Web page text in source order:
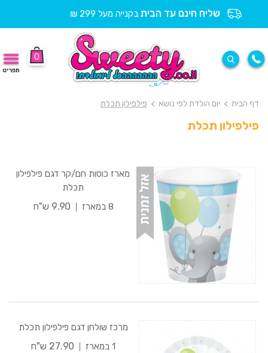
שליח חינם עד הבית בקנייה מעל 299 ₪
0
תפריט
דף הבית > יום הולדת לפי נושא > פילפילון תכלת
פילפילון תכלת
מארז כוסות חם/קר דגם פילפילון
תכלת
8 במארז
9.90 ש"ח
מרכז שולחן דגם פילפילון תכלת
1 במארז
27.90 ש"ח